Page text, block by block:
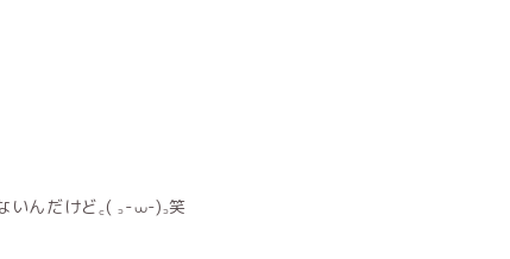
いんだけど꜀( ꜆-⩊-)꜆笑